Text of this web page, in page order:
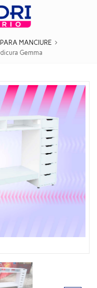
MANCIURE
Gemma